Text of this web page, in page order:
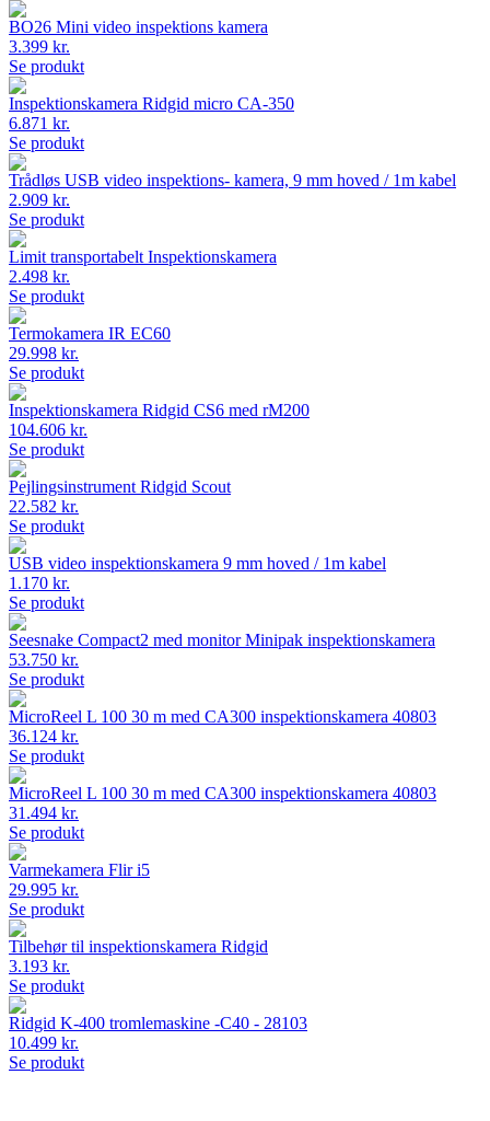
BO26 Mini video inspektions kamera
3.399 kr.
Se produkt
Inspektionskamera Ridgid micro CA-350
6.871 kr.
Se produkt
Trådløs USB video inspektions- kamera, 9 mm hoved / 1m kabel
2.909 kr.
Se produkt
Limit transportabelt Inspektionskamera
2.498 kr.
Se produkt
Termokamera IR EC60
29.998 kr.
Se produkt
Inspektionskamera Ridgid CS6 med rM200
104.606 kr.
Se produkt
Pejlingsinstrument Ridgid Scout
22.582 kr.
Se produkt
USB video inspektionskamera 9 mm hoved / 1m kabel
1.170 kr.
Se produkt
Seesnake Compact2 med monitor Minipak inspektionskamera
53.750 kr.
Se produkt
MicroReel L 100 30 m med CA300 inspektionskamera 40803
36.124 kr.
Se produkt
MicroReel L 100 30 m med CA300 inspektionskamera 40803
31.494 kr.
Se produkt
Varmekamera Flir i5
29.995 kr.
Se produkt
Tilbehør til inspektionskamera Ridgid
3.193 kr.
Se produkt
Ridgid K-400 tromlemaskine -C40 - 28103
10.499 kr.
Se produkt